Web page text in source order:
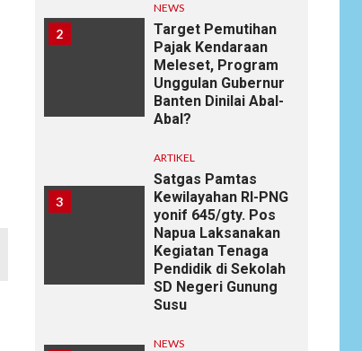
2
NEWS
Target Pemutihan
Pajak Kendaraan
Meleset, Program
Unggulan Gubernur
Banten Dinilai Abal-
Abal?
3
ARTIKEL
Satgas Pamtas
Kewilayahan RI-PNG
yonif 645/gty. Pos
Napua Laksanakan
Kegiatan Tenaga
Pendidik di Sekolah
SD Negeri Gunung
Susu
NEWS